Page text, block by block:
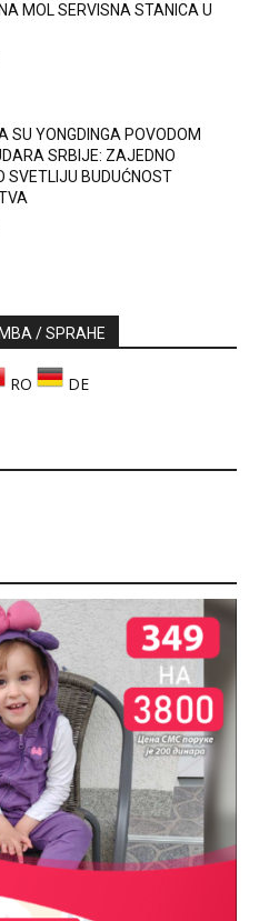
MOL SERVISNA STANICA U
SU YONGDINGA POVODOM
SRBIJE: ZAJEDNO
SVETLIJU BUDUĆNOST
/ SPRAHE
RO DE